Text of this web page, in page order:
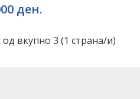
ден.
вкупно 3 (1 страна/и)